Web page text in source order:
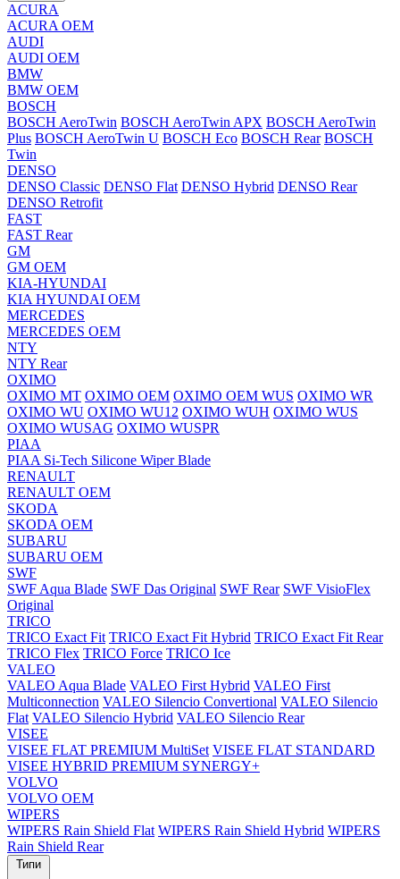
ACURA
ACURA OEM
AUDI
AUDI OEM
BMW
BMW OEM
BOSCH
BOSCH AeroTwin BOSCH AeroTwin APX BOSCH AeroTwin
Plus BOSCH AeroTwin U BOSCH Eco BOSCH Rear BOSCH
Twin
DENSO
DENSO Classic DENSO Flat DENSO Hybrid DENSO Rear
DENSO Retrofit
FAST
FAST Rear
GM
GM OEM
KIA-HYUNDAI
KIA HYUNDAI OEM
MERCEDES
MERCEDES OEM
NTY
NTY Rear
OXIMO
OXIMO MT OXIMO OEM OXIMO OEM WUS OXIMO WR
OXIMO WU OXIMO WU12 OXIMO WUH OXIMO WUS
OXIMO WUSAG OXIMO WUSPR
PIAA
PIAA Si-Tech Silicone Wiper Blade
RENAULT
RENAULT OEM
SKODA
SKODA OEM
SUBARU
SUBARU OEM
SWF
SWF Aqua Blade SWF Das Original SWF Rear SWF VisioFlex
Original
TRICO
TRICO Exact Fit TRICO Exact Fit Hybrid TRICO Exact Fit Rear
TRICO Flex TRICO Force TRICO Ice
VALEO
VALEO Aqua Blade VALEO First Hybrid VALEO First
Multiconnection VALEO Silencio Convertional VALEO Silencio
Flat VALEO Silencio Hybrid VALEO Silencio Rear
VISEE
VISEE FLAT PREMIUM MultiSet VISEE FLAT STANDARD
VISEE HYBRID PREMIUM SYNERGY+
VOLVO
VOLVO OEM
WIPERS
WIPERS Rain Shield Flat WIPERS Rain Shield Hybrid WIPERS
Rain Shield Rear
Типи